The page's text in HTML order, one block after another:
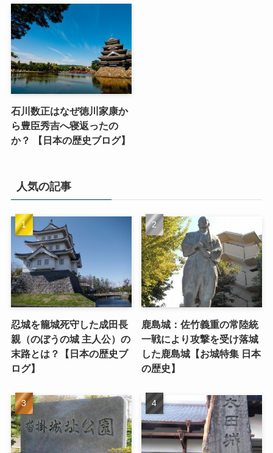
石川数正はなぜ徳川家康か
ら豊臣秀吉へ寝返ったの
か？ 【日本の歴史ブログ】
人気の記事
忍城を籠城死守した成田長
親（のぼうの城 主人公）の
末路とは？【日本の歴史ブ
ログ】
鹿島城：佐竹義重の常陸統
一戦により攻撃を受け落城
した鹿島城【お城特集 日本
の歴史】